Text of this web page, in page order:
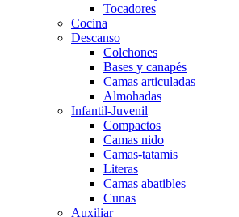
Tocadores
Cocina
Descanso
Colchones
Bases y canapés
Camas articuladas
Almohadas
Infantil-Juvenil
Compactos
Camas nido
Camas-tatamis
Literas
Camas abatibles
Cunas
Auxiliar